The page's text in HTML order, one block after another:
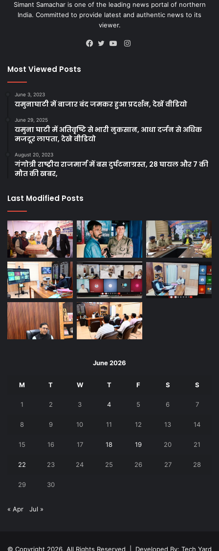
Simant Samachar is one of the leading news portal of northern
India. Committed to provide latest and authentic news to its
viewer.
Instagram
Most Viewed Posts
June 3, 2023
यमुनाघाटी में बाजार बंद जमकर हुआ प्रदर्शन, देखें वीडियो
June 29, 2025
यमुना घाटी में अतिवृष्टि से भारी नुकसान, आधा दर्जन से अधिक
मजदूर लापता, देखे वीडियो
August 20, 2023
गंगोत्री राष्ट्रीय राजमार्ग में बस दुर्घटनाग्रस्त, 28 घायल और 7 की
मौत की खबर,
Last Modified Posts
June 2026
M T W T F S S
1 2 3 4 5 6 7
8 9 10 11 12 13 14
15 16 17 18 19 20 21
22 23 24 25 26 27 28
29 30
« Apr Jul »
© Copyright 2026, All Rights Reserved | Developed By: Tech Yard